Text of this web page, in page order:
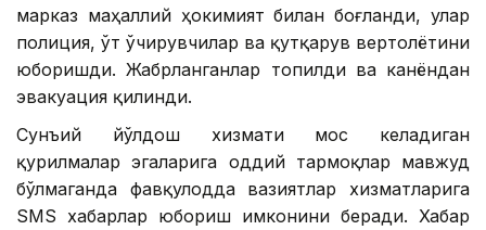
марказ маҳаллий ҳокимият билан боғланди, улар
полиция, ўт ўчирувчилар ва қутқарув вертолётини
юборишди. Жабрланганлар топилди ва канёндан
эвакуация қилинди.
Сунъий йўлдош хизмати мос келадиган
қурилмалар эгаларига оддий тармоқлар мавжуд
бўлмаганда фавқулодда вазиятлар хизматларига
SМS хабарлар юбориш имконини беради. Хабар